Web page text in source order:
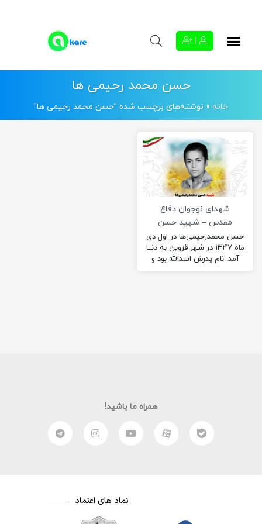
حسن محمد رحیمی ها
خانه » نوشته‌های برچسب شده “حسن محمد رحیمی ها”
شهدای نوجوان دفاع
مقدس – شهید حسن
محمد رحیمی ها
حسن محمدرحیمی‌ها در اول دی
ماه ۱۳۴۷ در شهر قزوین به دنیا
آمد. نام پدرش اسدالله بود و
همراه ما باشید!
نماد های اعتماد